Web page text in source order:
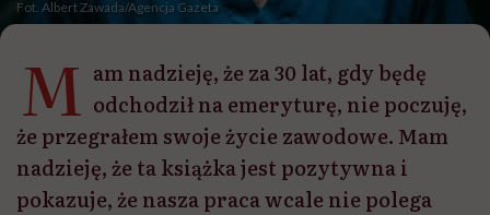
Fot. Albert Zawada/Agencja Gazeta
M am nadzieję, że za 30 lat, gdy będę
odchodził na emeryturę, nie poczuję,
że przegrałem swoje życie zawodowe. Mam
nadzieję, że ta książka jest pozytywna i
pokazuje, że nasza praca wcale nie polega